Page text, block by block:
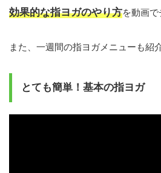
効果的な指ヨガのやり方を動画で
また、一週間の指ヨガメニューも紹
とても簡単！基本の指ヨガ